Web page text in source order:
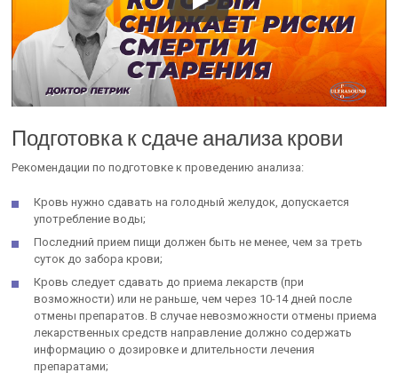
Подготовка к сдаче анализа крови
Рекомендации по подготовке к проведению анализа:
Кровь нужно сдавать на голодный желудок, допускается
употребление воды;
Последний прием пищи должен быть не менее, чем за треть
суток до забора крови;
Кровь следует сдавать до приема лекарств (при
возможности) или не раньше, чем через 10-14 дней после
отмены препаратов. В случае невозможности отмены приема
лекарственных средств направление должно содержать
информацию о дозировке и длительности лечения
препаратами;